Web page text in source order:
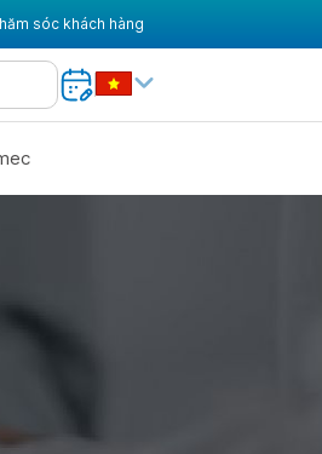
sóc khách hàng